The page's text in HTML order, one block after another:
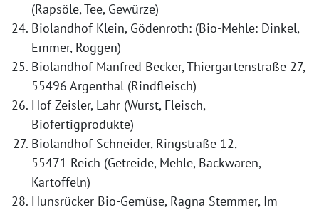
(Rapsöle, Tee, Gewürze)
Biolandhof Klein, Gödenroth: (Bio-Mehle: Dinkel,
Emmer, Roggen)
Biolandhof Manfred Becker, Thiergartenstraße 27,
55496 Argenthal (Rindfleisch)
Hof Zeisler, Lahr (Wurst, Fleisch,
Biofertigprodukte)
Biolandhof Schneider, Ringstraße 12,
55471 Reich (Getreide, Mehle, Backwaren,
Kartoffeln)
Hunsrücker Bio-Gemüse, Ragna Stemmer, Im